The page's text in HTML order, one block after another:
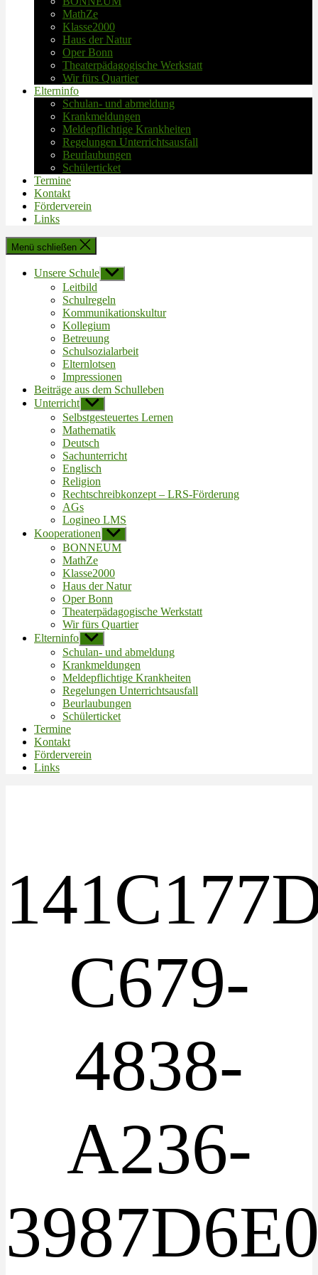
MathZe
Klasse2000
Haus der Natur
Oper Bonn
Theaterpädagogische Werkstatt
Wir fürs Quartier
Elterninfo
Schulan- und abmeldung
Krankmeldungen
Meldepflichtige Krankheiten
Regelungen Unterrichtsausfall
Beurlaubungen
Schülerticket
Termine
Kontakt
Förderverein
Links
Menü schließen
Unsere Schule Untermenü
anzeigen
Leitbild
Schulregeln
Kommunikationskultur
Kollegium
Betreuung
Schulsozialarbeit
Elternlotsen
Impressionen
Beiträge aus dem Schulleben
Unterricht Untermenü
anzeigen
Selbstgesteuertes Lernen
Mathematik
Deutsch
Sachunterricht
Englisch
Religion
Rechtschreibkonzept – LRS-Förderung
AGs
Logineo LMS
Kooperationen Untermenü
anzeigen
BONNEUM
MathZe
Klasse2000
Haus der Natur
Oper Bonn
Theaterpädagogische Werkstatt
Wir fürs Quartier
Elterninfo Untermenü
anzeigen
Schulan- und abmeldung
Krankmeldungen
Meldepflichtige Krankheiten
Regelungen Unterrichtsausfall
Beurlaubungen
Schülerticket
Termine
Kontakt
Förderverein
Links
C679-
4838-
A236-